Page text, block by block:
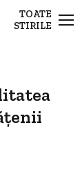
TOATE
STIRILE